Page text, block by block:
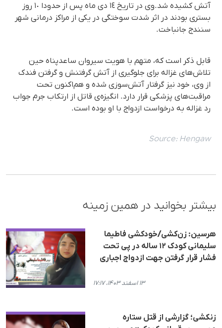
آتش کشیده شد.وی در تاریخ ١٤ دی ماه پس از حدودا ١٠ روز
بستری بودند در اثر شدت سوختگی در یکی از مراکز درمانی شهر
سنندج جانباخت.
قابل ذکر است که، متهم با هویت سیروان ساعدپناه حین
تلاش‌های غزاله برای جلوگیری از آتش گرفتنش و گرفتن فندک
از وی، خود نیز گرفتار آتش‌سوزی شده و هم‌اکنون تحت
مراقبت‌‌های پزشكی قرار دارد. انگیزه‌ی قاتل از ارتکاب جرم جواب
رد غزاله به درخواست ازدواج با او بوده است.
Source: Hengaw
بیشتر بخوانید در همین زمینه
هرسین: زن‌کشی/خودکشی فاطیما
سلیمانی کودک ۱۲ ساله در پی تحت
فشار قرار گرفتن جهت ازدواج اجباری
۱۳ اسفند ۱۴۰۳، ۱۷:۱۷
زنکشی؛ گزارشی از قتل ستاره